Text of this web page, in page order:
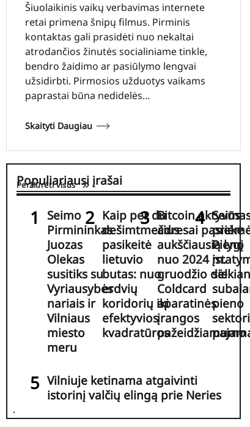
Šiuolaikinis vaikų verbavimas internete
retai primena šnipų filmus. Pirminis
kontaktas gali prasidėti nuo nekaltai
atrodančios žinutės socialiniame tinkle,
bendro žaidimo ar pasiūlymo lengvai
užsidirbti. Pirmosios užduotys vaikams
paprastai būna nedidelės…
Skaityti Daugiau
Populiariausi įrašai
Peržiūrėti visus
Seimo
Pirmininkas
Juozas
Olekas
susitiks su
Vyriausybės
nariais ir
Vilniaus
miesto
meru
Kaip per du
dešimtmečius
pasikeitė
lietuvio
butas: nuo
erdvių
koridorių iki
efektyvios
kvadratūros
Bitcoin aktyvūs
adresai pasiekė
aukščiausią lygį
nuo 2024 m.
gruodžio dėl
Coldcard
aparatinės
įrangos
pažeidžiamumo
Pieno
pieno
Vilniuje ketinama atgaivinti
istorinį valčių elingą prie Neries